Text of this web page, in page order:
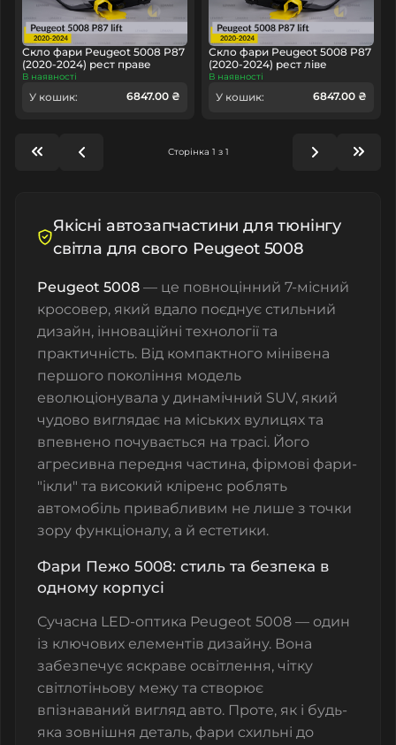
Скло фари Peugeot 5008 P87
(2020-2024) рест праве
В наявності
У кошик: 6847.00 ₴
Скло фари Peugeot 5008 P87
(2020-2024) рест ліве
В наявності
У кошик: 6847.00 ₴
Сторінка 1 з 1
Якісні автозапчастини для тюнінгу
світла для свого Peugeot 5008
Peugeot 5008 — це повноцінний 7-місний
кросовер, який вдало поєднує стильний
дизайн, інноваційні технології та
практичність. Від компактного мінівена
першого покоління модель
еволюціонувала у динамічний SUV, який
чудово виглядає на міських вулицях та
впевнено почувається на трасі. Його
агресивна передня частина, фірмові фари-
"ікли" та високий кліренс роблять
автомобіль привабливим не лише з точки
зору функціоналу, а й естетики.
Фари Пежо 5008: стиль та безпека в
одному корпусі
Сучасна LED-оптика Peugeot 5008 — один
із ключових елементів дизайну. Вона
забезпечує яскраве освітлення, чітку
світлотіньову межу та створює
впізнаваний вигляд авто. Проте, як і будь-
яка зовнішня деталь, фари схильні до